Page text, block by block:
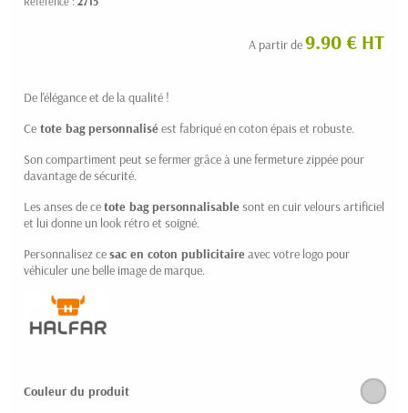
A partir de9.90 € HT
De l'élégance et de la qualité !
Ce tote bag personnaliséest fabriqué en coton épais et robuste.
Son compartiment peut se fermer grâce à une fermeture zippée pour
davantage de sécurité.
Les anses de cetote bag personnalisable sont en cuir velours artificiel
et lui donne un look rétro et soigné.
Personnalisez cesac en coton publicitaireavec votre logo pour
véhiculer une belle image de marque.
Couleur du produit